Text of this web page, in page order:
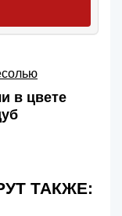
в цвете
ТАКЖЕ: